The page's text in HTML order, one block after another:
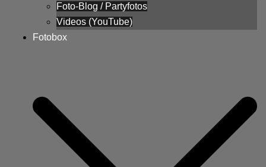
Foto-Blog / Partyfotos
Videos (YouTube)
Fotobox